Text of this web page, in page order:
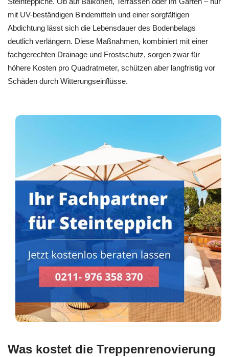
mit UV-beständigen Bindemitteln und einer sorgfältigen
Abdichtung lässt sich die Lebensdauer des Bodenbelags
deutlich verlängern. Diese Maßnahmen, kombiniert mit einer
fachgerechten Drainage und Frostschutz, sorgen zwar für
höhere Kosten pro Quadratmeter, schützen aber langfristig vor
Schäden durch Witterungseinflüsse.
Was kostet die Treppenrenovierung